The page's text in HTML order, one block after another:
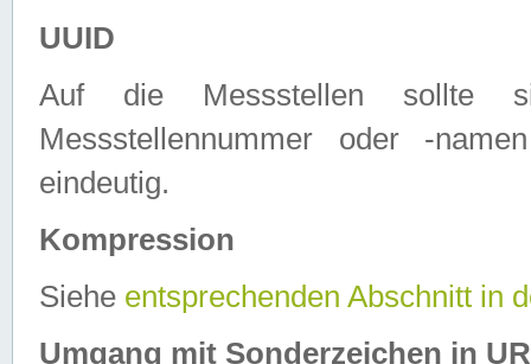
UUID
Auf die Messstellen sollte
Messstellennummer oder -
eindeutig.
Kompression
Siehe entsprechenden Abschnitt in
Umgang mit Sonderzeichen in